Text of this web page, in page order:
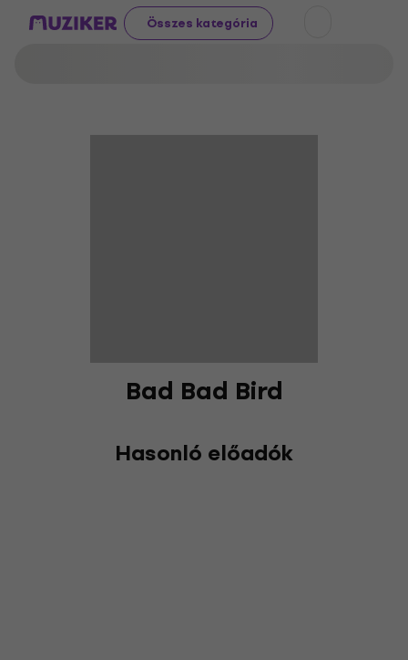
Összes kategória
Bad Bad Bird
Hasonló előadók